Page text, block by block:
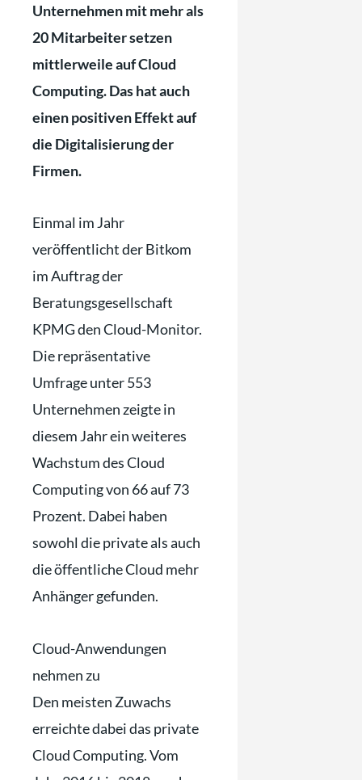
Unternehmen mit mehr als
20 Mitarbeiter setzen
mittlerweile auf Cloud
Computing. Das hat auch
einen positiven Effekt auf
die Digitalisierung der
Firmen.
Einmal im Jahr
veröffentlicht der Bitkom
im Auftrag der
Beratungsgesellschaft
KPMG den Cloud-Monitor.
Die repräsentative
Umfrage unter 553
Unternehmen zeigte in
diesem Jahr ein weiteres
Wachstum des Cloud
Computing von 66 auf 73
Prozent. Dabei haben
sowohl die private als auch
die öffentliche Cloud mehr
Anhänger gefunden.
Cloud-Anwendungen
nehmen zu
Den meisten Zuwachs
erreichte dabei das private
Cloud Computing. Vom